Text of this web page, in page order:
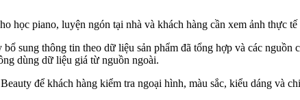
học piano, luyện ngón tại nhà và khách hàng cần xem ảnh thực
sung thông tin theo dữ liệu sản phẩm đã tổng hợp và các nguồn
dùng dữ liệu giá từ nguồn ngoài.
để khách hàng kiểm tra ngoại hình, màu sắc, kiểu dáng và